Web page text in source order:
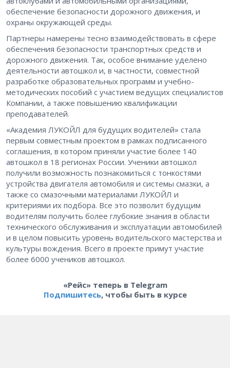
обеспечение безопасности дорожного движения, и
охраны окружающей среды.
Партнеры намерены тесно взаимодействовать в сфере
обеспечения безопасности транспортных средств и
дорожного движения. Так, особое внимание уделено
деятельности автошкол и, в частности, совместной
разработке образовательных программ и учебно-
методических пособий с участием ведущих специалистов
Компании, а также повышению квалификации
преподавателей.
«Академия ЛУКОЙЛ для будущих водителей» стала
первым совместным проектом в рамках подписанного
соглашения, в котором приняли участие более 140
автошкол в 18 регионах России. Ученики автошкол
получили возможность познакомиться с тонкостями
устройства двигателя автомобиля и системы смазки, а
также со смазочными материалами ЛУКОЙЛ и
критериями их подбора. Все это позволит будущим
водителям получить более глубокие знания в области
технического обслуживания и эксплуатации автомобилей
и в целом повысить уровень водительского мастерства и
культуры вождения. Всего в проекте примут участие
более 6000 учеников автошкол.
«Рейс» теперь в Telegram
Подпишитесь, чтобы быть в курсе